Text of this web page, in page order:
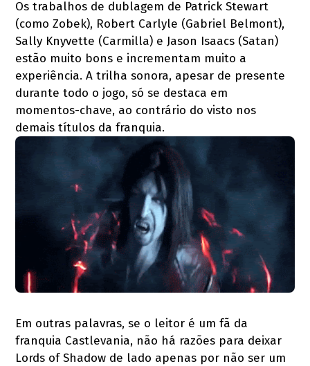
Os trabalhos de dublagem de Patrick Stewart
(como Zobek), Robert Carlyle (Gabriel Belmont),
Sally Knyvette (Carmilla) e Jason Isaacs (Satan)
estão muito bons e incrementam muito a
experiência. A trilha sonora, apesar de presente
durante todo o jogo, só se destaca em
momentos-chave, ao contrário do visto nos
demais títulos da franquia.
Em outras palavras, se o leitor é um fã da
franquia Castlevania, não há razões para deixar
Lords of Shadow de lado apenas por não ser um